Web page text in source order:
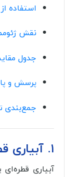
استفاده
نقش
جدول
پرسش و
جمع‌بندی
۱. آبیاری قطره‌ای؛ دقت بالا و مصرف آب بهینه
آبیاری